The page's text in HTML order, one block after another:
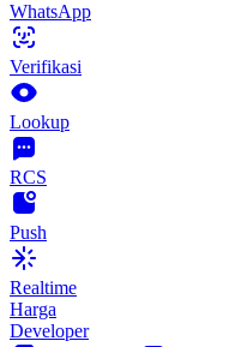
WhatsApp
Verifikasi
Lookup
RCS
Push
Realtime
Harga
Developer